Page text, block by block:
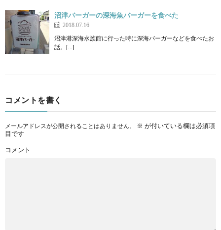
沼津バーガーの深海魚バーガーを食べた
2018.07.16
沼津港深海水族館に行った時に深海バーガーなどを食べたお
話。[…]
コメントを書く
メールアドレスが公開されることはありません。 ※ が付いている欄は必須項
目です
コメント